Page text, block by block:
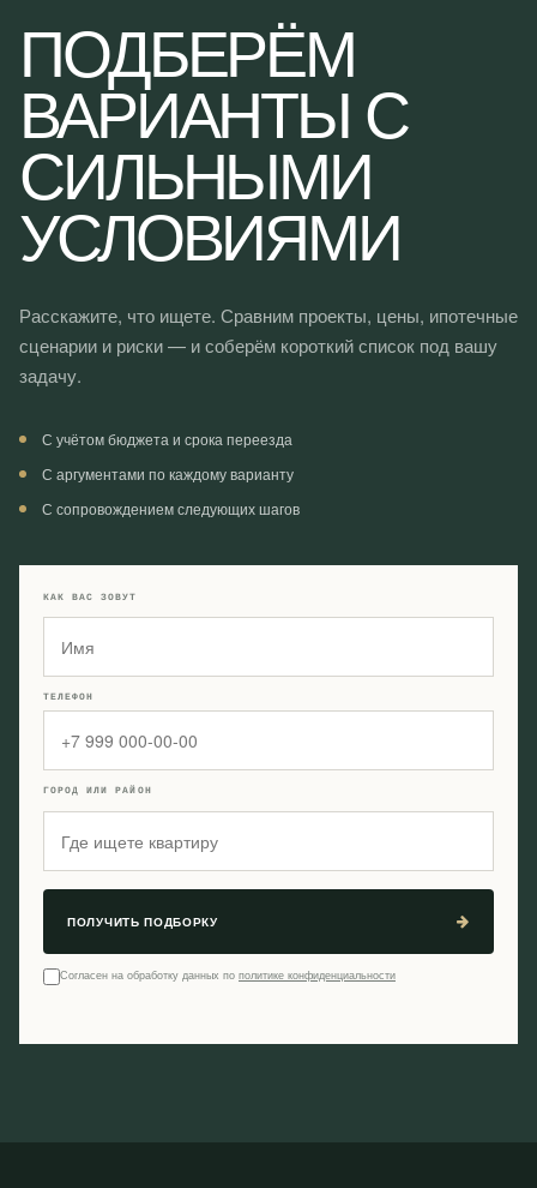
I
O
N
ПОДБЕРЁМ
ВАРИАНТЫ С
СИЛЬНЫМИ
УСЛОВИЯМИ
Расскажите, что ищете. Сравним проекты, цены, ипотечные
сценарии и риски — и соберём короткий список под вашу
задачу.
С учётом бюджета и срока переезда
С аргументами по каждому варианту
С сопровождением следующих шагов
КАК ВАС ЗОВУТ
ТЕЛЕФОН
ГОРОД ИЛИ РАЙОН
ПОЛУЧИТЬ ПОДБОРКУ
Согласен на обработку данных по политике конфиденциальности